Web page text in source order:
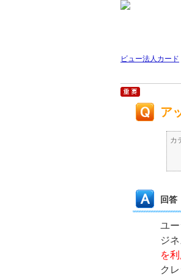
ビュー法人カード
ア
カ
回答
ユ
ジ
を
ク